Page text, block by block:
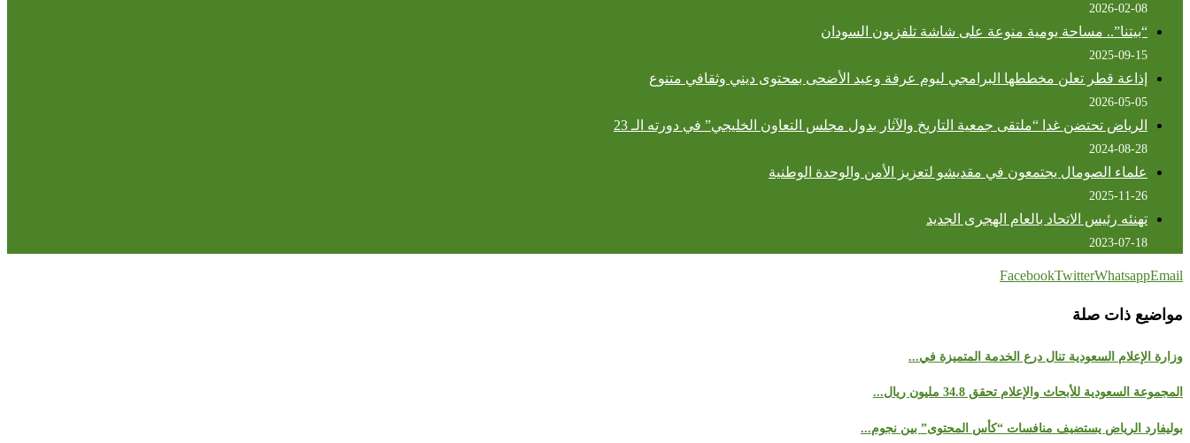
2026-02-08
“بيتنا”.. مساحة يومية منوعة على شاشة تلفزيون السودان
2025-09-15
إذاعة قطر تعلن مخططها البرامجي ليوم عرفة وعيد الأضحى بمحتوى ديني وثقافي متنوع
2026-05-05
الرياض تحتضن غدا “ملتقى جمعية التاريخ والآثار بدول مجلس التعاون الخليجي” في دورته الـ 23
2024-08-28
علماء الصومال يجتمعون في مقديشو لتعزيز الأمن والوحدة الوطنية
2025-11-26
تهنئه رئيس الاتحاد بالعام الهجرى الجديد
2023-07-18
FacebookTwitterWhatsappEmail
مواضيع ذات صلة
وزارة الإعلام السعودية تنال درع الخدمة المتميزة في...
المجموعة السعودية للأبحاث والإعلام تحقق 34.8 مليون ريال...
بوليفارد الرياض يستضيف منافسات “كأس المحتوى” بين نجوم...